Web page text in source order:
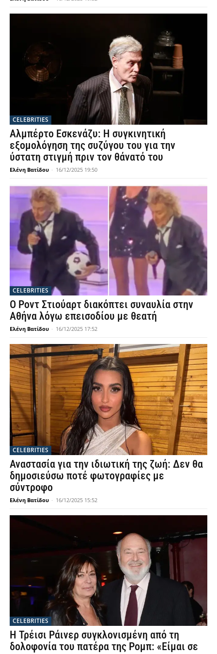
CELEBRITIES
Αλμπέρτο Εσκενάζυ: Η συγκινητική
εξομολόγηση της συζύγου του για την
ύστατη στιγμή πριν τον θάνατό του
Ελένη Βατίδου - 16/12/2025 19:50
CELEBRITIES
Ο Ροντ Στιούαρτ διακόπτει συναυλία στην
Αθήνα λόγω επεισοδίου με θεατή
Ελένη Βατίδου - 16/12/2025 17:52
CELEBRITIES
Αναστασία για την ιδιωτική της ζωή: Δεν θα
δημοσιεύσω ποτέ φωτογραφίες με
σύντροφο
Ελένη Βατίδου - 16/12/2025 15:52
CELEBRITIES
Η Τρέισι Ράινερ συγκλονισμένη από τη
δολοφονία του πατέρα της Ρομπ: «Είμαι σε